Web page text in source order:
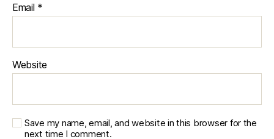
Email *
Website
Save my name, email, and website in this browser for the
next time I comment.